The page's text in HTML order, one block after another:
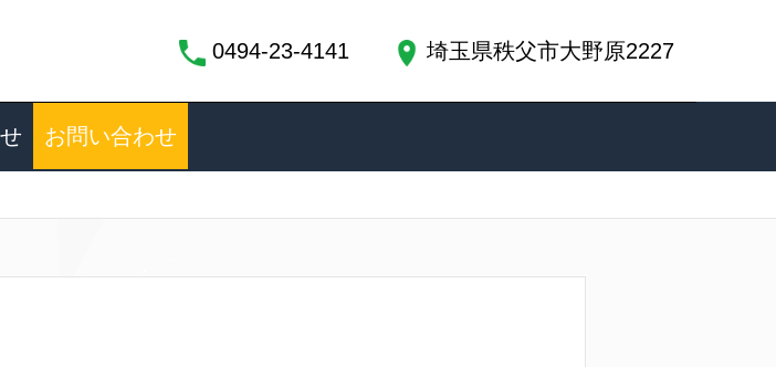
0494-23-4141 埼玉県秩父市大野原2227
お問い合わせ